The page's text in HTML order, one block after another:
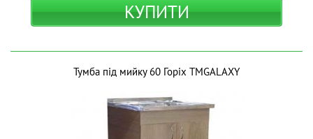
КУПИТИ
Тумба під мийку 60 Горіх ТМGALAXY